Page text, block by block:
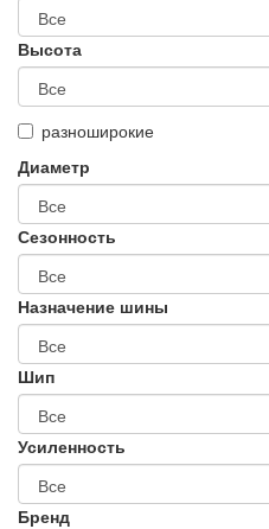
Высота
разноширокие
Диаметр
Сезонность
Назначение шины
Шип
Усиленность
Бренд